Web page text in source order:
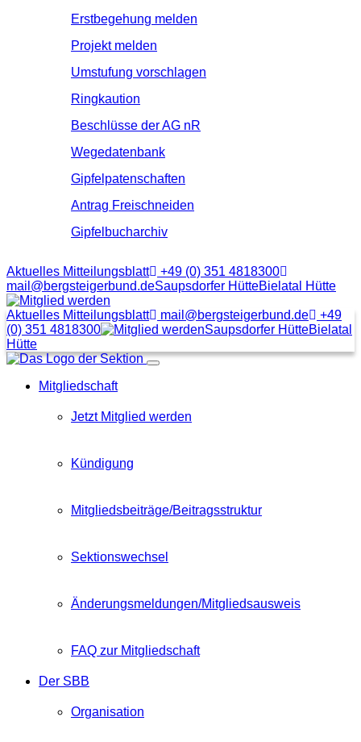
Erstbegehung melden
Projekt melden
Umstufung vorschlagen
Ringkaution
Beschlüsse der AG nR
Wegedatenbank
Gipfelpatenschaften
Antrag Freischneiden
Gipfelbucharchiv
Aktuelles Mitteilungsblatt
+49 (0) 351 4818300
mail@bergsteigerbund.deSaupsdorfer HütteBielatal Hütte
Klick
auf
Link
man
Beitragsformular
Aktuelles Mitteilungsblatt mail@bergsteigerbund.de
+49
(0) 351 4818300
Saupsdorfer HütteBielatal
Hütte
Menübutton
Mitgliedschaft
Jetzt Mitglied werden
Kündigung
Mitgliedsbeiträge/Beitragsstruktur
Sektionswechsel
Änderungsmeldungen/Mitgliedsausweis
FAQ zur Mitgliedschaft
Der SBB
Organisation